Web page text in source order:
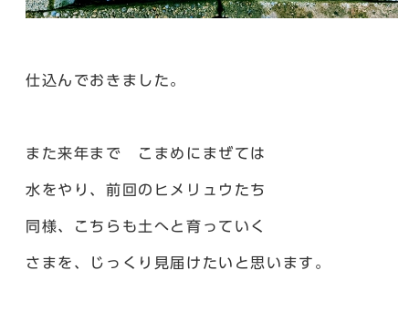
仕込んでおきました。
また来年まで こまめにまぜては
水をやり、前回のヒメリュウたち
同様、こちらも土へと育っていく
さまを、じっくり見届けたいと思います。